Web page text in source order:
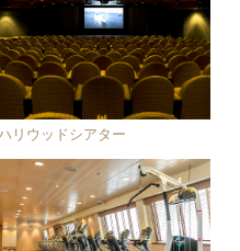
リウッドシアター